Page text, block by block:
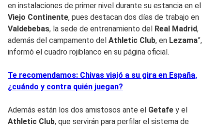
en instalaciones de primer nivel durante su estancia en el
Viejo Continente, pues destacan dos días de trabajo en
Valdebebas, la sede de entrenamiento del Real Madrid,
además del campamento del Athletic Club, en Lezama”,
informó el cuadro rojiblanco en su página oficial.
Te recomendamos: Chivas viajó a su gira en España,
¿cuándo y contra quién juegan?
Además están los dos amistosos ante el Getafe y el
Athletic Club, que servirán para perfilar el sistema de